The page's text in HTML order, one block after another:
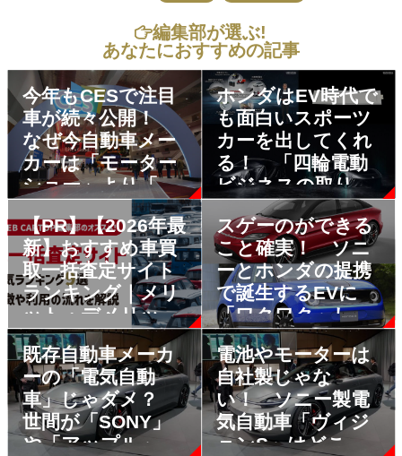
編集部が選ぶ!
あなたにおすすめの記事
今年もCESで注目
車が続々公開！
なぜ今自動車メー
カーは「モーター
ショー」より「家
電見本市」に力を
入れるのか？
ホンダはEV時代で
も面白いスポーツ
カーを出してくれ
る！ 「四輪電動
ビジネスの取り組
み」発表でベール
を被った２台を公
開
【PR】【2026年最
新】おすすめ車買
取一括査定サイト
ランキング｜メリ
ット・デメリット
も解説
スゲーのができる
こと確実！ ソニ
ーとホンダの提携
で誕生するEVに
「ワクワク」しか
なかった
既存自動車メーカ
ーの「電気自動
車」じゃダメ？
世間が「SONY」
や「アップル」の
電池やモーターは
自社製じゃな
い！ ソニー製電
気自動車「ヴィジ
ョンS」はどこが